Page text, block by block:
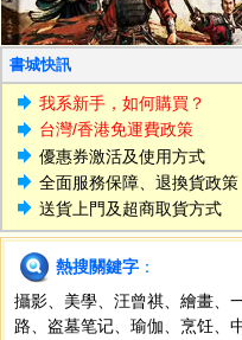
書城快訊
我系新手，如何購買？
台灣/香港免運費政策
優惠券激活及使用方式
全面服務保障、退換貨政策
送貨上門及超商取貨方式
熱搜關鍵字 ：
攝影
美學 汪曾祺 繪畫
路
盗墓笔记 瑜伽 烹饪